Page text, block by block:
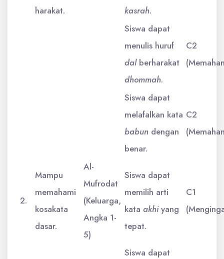
harakat.
kasrah.
Siswa dapat
menulis huruf
dalberharakat
dhommah.
C2
Siswa dapat
melafalkan kata
babun dengan
benar.
C2
2.
Mampu
memahami
kosakata
dasar.
Al-
Mufrodat
(Keluarga,
Angka 1-
5)
Siswa dapat
memilih arti
kata akhiyang
tepat.
C1
Siswa dapat